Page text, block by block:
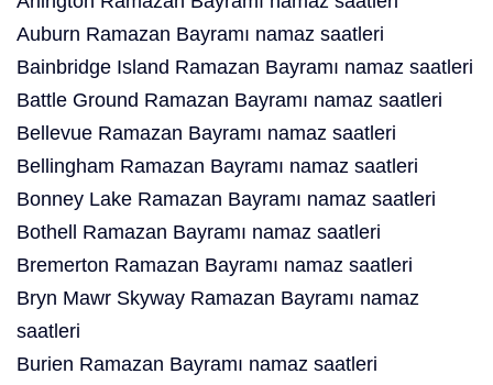
Auburn Ramazan Bayramı namaz saatleri
Bainbridge Island Ramazan Bayramı namaz saatleri
Battle Ground Ramazan Bayramı namaz saatleri
Bellevue Ramazan Bayramı namaz saatleri
Bellingham Ramazan Bayramı namaz saatleri
Bonney Lake Ramazan Bayramı namaz saatleri
Bothell Ramazan Bayramı namaz saatleri
Bremerton Ramazan Bayramı namaz saatleri
Bryn Mawr Skyway Ramazan Bayramı namaz
saatleri
Burien Ramazan Bayramı namaz saatleri